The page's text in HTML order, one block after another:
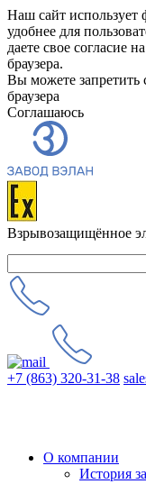
Наш сайт использует
удобнее для
даете свое согласие
браузера.
Вы можете запретить
браузера
Соглашаюсь
Взрывозащищённое
+7 (863) 320-31-38
О компании
История